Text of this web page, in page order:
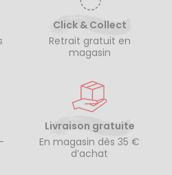
Click & Collect
Retrait gratuit en
magasin
Livraison gratuite
En magasin dès 35 €
d’achat